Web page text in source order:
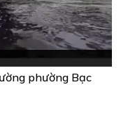
phường Bạc